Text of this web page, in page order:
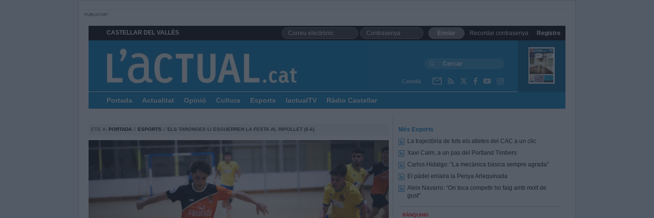
CASTELLAR DEL VALLÈS Recordar contrasenya Registre
Enviar
Castellà
Portada Actualitat Opinió Cultura Esports lactualTV Ràdio Castellar
ETS A: PORTADA // ESPORTS // ELS TARONGES LI ESGUERREN LA FESTA AL RIPOLLET (6-6)
Més Esports
La trajectòria de tots els atletes del CAC a un clic
Xavi Calm, a un pas del Portland Timbers
Carlos Hidalgo: “La mecànica bàsica sempre agrada”
El pàdel enlaira la Penya Arlequinada
Aleix Navarro: “On toca competir ho faig amb molt de
gust”
RÀNQUING